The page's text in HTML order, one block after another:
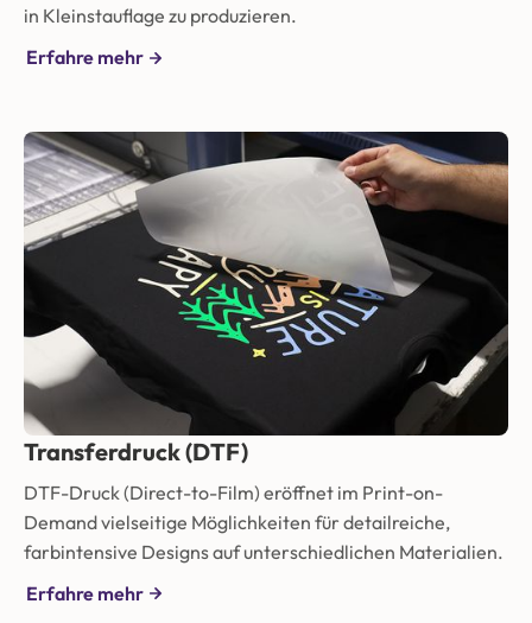
in Kleinstauflage zu produzieren.
Erfahre mehr
Transferdruck (DTF)
DTF-Druck (Direct-to-Film) eröffnet im Print-on-
Demand vielseitige Möglichkeiten für detailreiche,
farbintensive Designs auf unterschiedlichen Materialien.
Erfahre mehr